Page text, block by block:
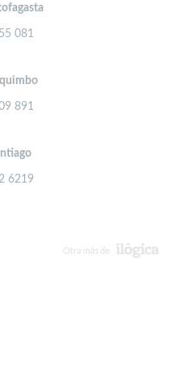
081
891
6219